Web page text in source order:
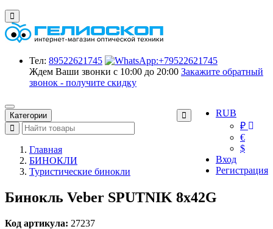
Тел: 89522621745
Ждем Ваши звонки с 10:00 до 20:00 Закажите обратный
звонок - получите скидку
RUB
₽
€
$
Вход
Регистрация
Категории
Главная
БИНОКЛИ
Туристические бинокли
Бинокль Veber SPUTNIK 8х42G
Код артикула: 27237